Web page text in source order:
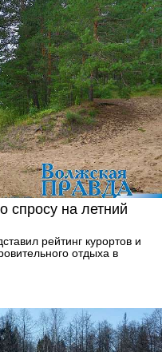
спросу на летний
рейтинг курортов и
отдыха в